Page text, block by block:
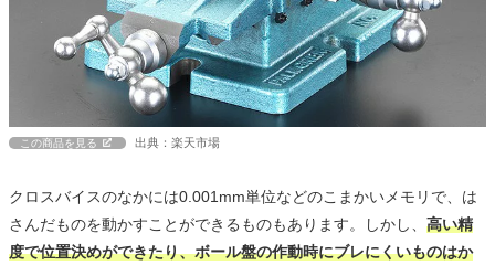
この商品を見る 出典：楽天市場
クロスバイスのなかには0.001mm単位などのこまかいメモリで、は
さんだものを動かすことができるものもあります。しかし、 高い精
度で位置決めができたり、ボール盤の作動時にブレにくいものはか